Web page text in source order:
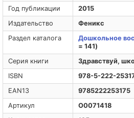
Год публикации
2015
Издательство
Феникс
Раздел каталога
Дошкольное
= 141)
Серия книги
Здравствуй,
ISBN
978-5-222-
EAN13
9785222253175
Артикул
O0071418